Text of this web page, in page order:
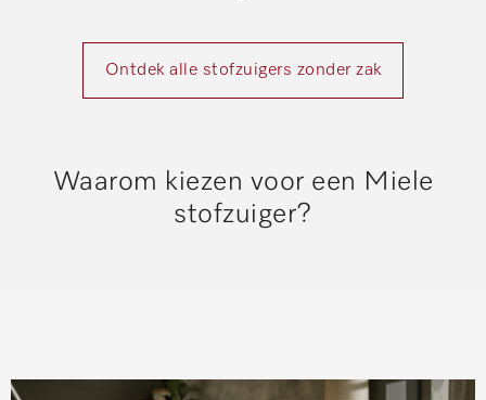
Ontdek alle stofzuigers zonder zak
Waarom kiezen voor een Miele
stofzuiger?